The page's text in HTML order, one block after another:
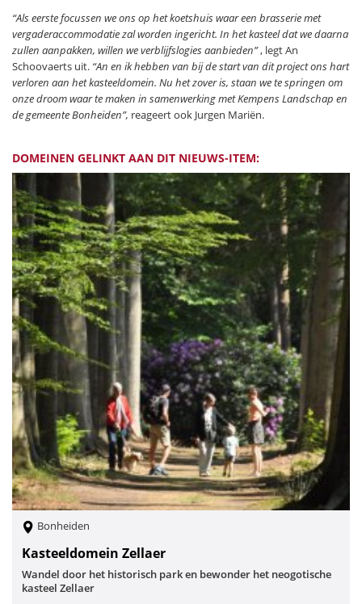
“Als eerste focussen we ons op het koetshuis waar een brasserie met
vergaderaccommodatie zal worden ingericht. In het kasteel dat we daarna
zullen aanpakken, willen we verblijfslogies aanbieden”, legt An
Schoovaerts uit. “An en ik hebben van bij de start van dit project ons hart
verloren aan het kasteeldomein. Nu het zover is, staan we te springen om
onze droom waar te maken in samenwerking met Kempens Landschap en
de gemeente Bonheiden”, reageert ook Jurgen Mariën.
DOMEINEN GELINKT AAN DIT NIEUWS-ITEM:
Bonheiden
Kasteeldomein Zellaer
Wandel door het historisch park en bewonder het neogotische
kasteel Zellaer